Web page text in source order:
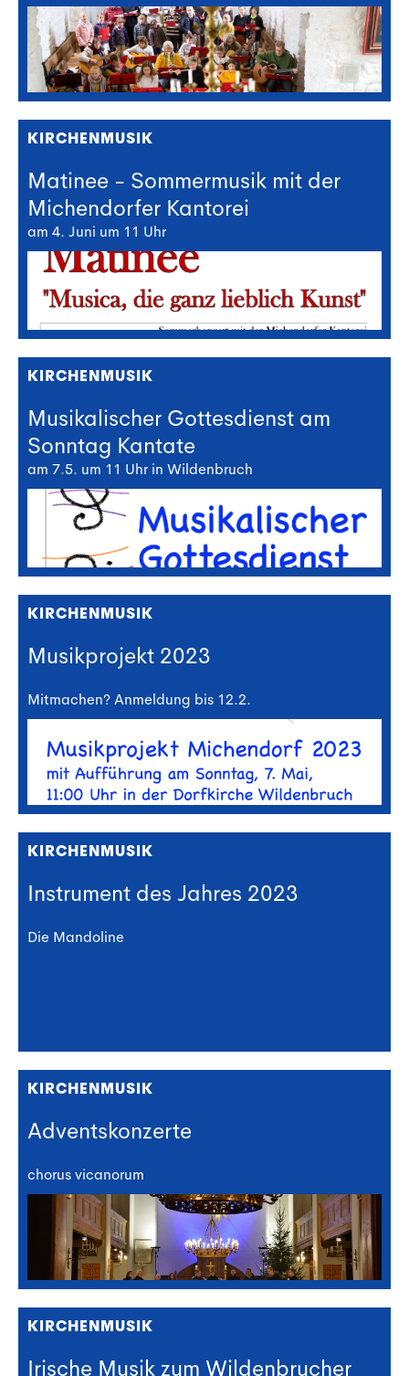
KIRCHENMUSIK
Matinee - Sommermusik mit der
Michendorfer Kantorei
am 4. Juni um 11 Uhr
KIRCHENMUSIK
Musikalischer Gottesdienst am
Sonntag Kantate
am 7.5. um 11 Uhr in Wildenbruch
KIRCHENMUSIK
Musikprojekt 2023
Mitmachen? Anmeldung bis 12.2.
KIRCHENMUSIK
Instrument des Jahres 2023
Die Mandoline
KIRCHENMUSIK
Adventskonzerte
chorus vicanorum
KIRCHENMUSIK
Irische Musik zum Wildenbrucher